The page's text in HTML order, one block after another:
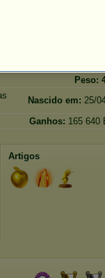
Peso:
Nascido em: 25/
Ganhos: 165 640
Artigos